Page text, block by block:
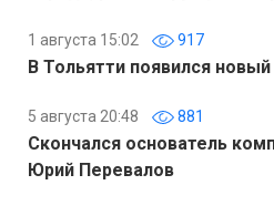
1 августа 15:02 917
В Тольятти появился
5 августа 20:48 881
Скончался основатель
Юрий Перевалов